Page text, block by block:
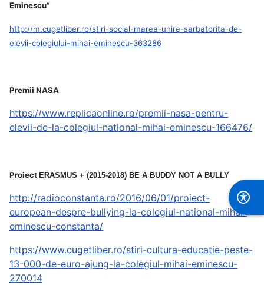
Eminescu”
http://m.cugetliber.ro/stiri-social-marea-unire-sarbatorita-de-
elevii-colegiului-mihai-eminescu-363286
Premii NASA
https://www.replicaonline.ro/premii-nasa-pentru-
elevii-de-la-colegiul-national-mihai-eminescu-166476/
Proiect ERASMUS + (2015-2018) BE A BUDDY NOT A BULLY
http://radioconstanta.ro/2016/06/01/proiect-
european-despre-bullying-la-colegiul-national-mihai-
eminescu-constanta/
https://www.cugetliber.ro/stiri-cultura-educatie-peste-
13-000-de-euro-ajung-la-colegiul-mihai-eminescu-
270014